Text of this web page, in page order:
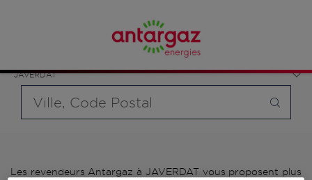
JAVERDAT
bouteille souhaité et le type de point de vente (revendeur /
distributeur automatique de bouteilles de gaz ou station GPL
carburant)
Les revendeurs Antargaz à JAVERDAT vous proposent plus